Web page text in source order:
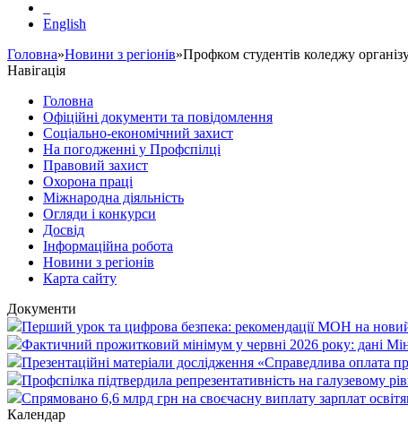
English
Головна»Новини з регіонів»Профком студентів коледжу
Навігація
Головна
Офіційні документи та повідомлення
Соціально-економічний захист
На погодженні у Профспілці
Правовий захист
Охорона праці
Міжнародна діяльність
Огляди і конкурси
Досвід
Інформаційна робота
Новини з регіонів
Карта сайту
Документи
Перший урок та цифрова безпека: рекомендації МОН на
Фактичний прожитковий мінімум у червні 2026 року: дані
Презентаційні матеріали дослідження «Справедлива оплата
Профспілка підтвердила репрезентативність на галузевому
Спрямовано 6,6 млрд грн на своєчасну виплату зарплат
Календар